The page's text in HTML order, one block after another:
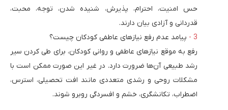
حس امنیت، احترام، پذیرش، شنیده شدن، توجه، محبت،
قدردانی و آزادی بیان دارند.
پیامد عدم رفع نیازهای عاطفی کودکان چیست؟
رفع به موقع نیازهای عاطفی و روانی کودکان، برای طی کردن سیر
رشد طبیعی آن‌ها ضرورت دارد. در غیر این صورت ممکن است با
مشکلات روحی و رشدی متعددی مانند افت تحصیلی، استرس،
اضطراب، تکانشگری، خشم و افسردگی روبرو شوند.